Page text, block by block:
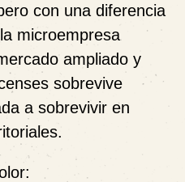
con una diferencia
microempresa
ampliado y
sobrevive
a sobrevivir en